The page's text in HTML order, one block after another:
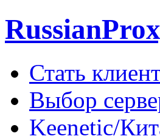
Стать
Выбор
Keenetic/